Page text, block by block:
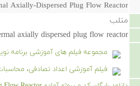
Axially-Dispersed Plug Flow Reactor
متلب
axially dispersed plug flow reactor.
مجموعه فیلم های آموزشی برنامه
فیلم آموزشی اعداد تصادفی،